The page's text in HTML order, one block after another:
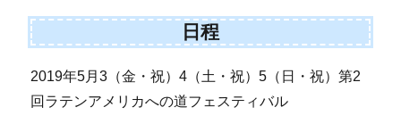
日程
2019年5月3（金・祝）4（土・祝）5（日・祝）第2
回ラテンアメリカへの道フェスティバル